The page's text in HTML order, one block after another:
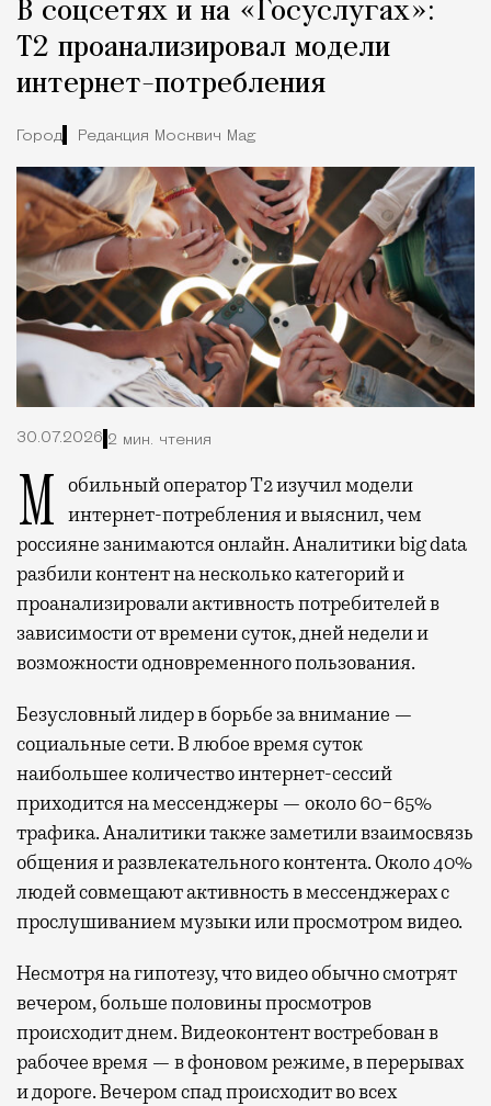
В соцсетях и на «Госуслугах»:
Т2 проанализировал модели
интернет-потребления
Город Редакция Москвич Mag
30.07.2026 2 мин. чтения
Мобильный оператор Т2 изучил модели интернет-потребления и выяснил, чем
россияне занимаются онлайн. Аналитики big data
разбили контент на несколько категорий и
проанализировали активность потребителей в
зависимости от времени суток, дней недели и
возможности одновременного пользования.
Безусловный лидер в борьбе за внимание —
социальные сети. В любое время суток
наибольшее количество интернет-сессий
приходится на мессенджеры — около 60−65%
трафика. Аналитики также заметили взаимосвязь
общения и развлекательного контента. Около 40%
людей совмещают активность в мессенджерах с
прослушиванием музыки или просмотром видео.
Несмотря на гипотезу, что видео обычно смотрят
вечером, больше половины просмотров
происходит днем. Видеоконтент востребован в
рабочее время — в фоновом режиме, в перерывах
и дороге. Вечером спад происходит во всех